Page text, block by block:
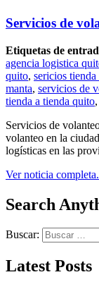
Servicios de
Etiquetas de
agencia logistica
quito, sericios
manta, servicios de
tienda a tienda quito,
Servicios de
volanteo en la
logísticas en las
Ver noticia
Search
Buscar:
Latest Posts